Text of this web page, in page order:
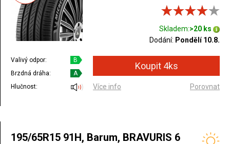
Skladem:>20 ks
Dodání: Pondělí 10.8.
Valivý odpor:
B
Brzdná dráha:
A
Hlučnost:
Více info Porovnat
195/65R15 91H, Barum, BRAVURIS 6